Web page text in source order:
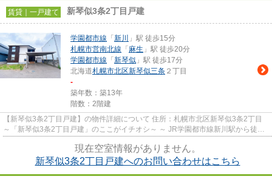
賃貸｜一戸建て 新琴似3条2丁目戸建
学園都市線 「 新川
」駅 徒歩15分
札幌市営南北線 「 麻生 」駅 徒歩20分
学園都市線 「 新琴似 」駅 徒歩17分
北海道札幌市北区新琴似三条 ２丁目
-
築年数：築13年
階数：2階建
【新琴似3条2丁目戸建】の物件詳細について 住所：札幌市北区新琴似3条2丁目
～「新琴似3条2丁目戸建」のここがイチオシ～ ～ JR学園都市線新川駅から徒歩
現在空室情報がありません。
新琴似3条2丁目戸建へのお問い合わせはこちら